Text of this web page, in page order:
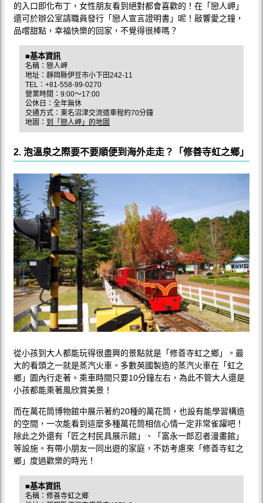
的入口即化布丁，女性朋友看到絕對都會喜歡的！在「戀人岬」
還可於辦公室請職員發行「戀人宣言證明書」呢！敲響愛之鐘，
品嚐甜點，幸福快樂的回家，不覺得很棒嗎？
■基本資訊
名稱：戀人岬
地址：靜岡縣伊豆市小下田242-11
TEL：+81-558-99-0270
營業時間：9:00〜17:00
公休日：全年無休
交通方式：東名沼津交流道車程約70分鐘
地圖： 到「戀人岬」的地圖
2. 泡溫泉之際要不要順便到海外走走？「修善寺虹之鄉」
從小孩到大人都能玩得很盡興的景點就是「修善寺虹之鄉」。最
大的看頭之一就是蒸汽火車。多數英國製造的蒸汽火車在「虹之
鄉」園內行走著。乘車時間只要10分鐘左右，為此不管大人還是
小孩都能乘著風欣賞美景！
而在萬花筒博物館中展示著約20種的萬花筒，也設有能學習構造
的空間，一次能看到這麼多種萬花筒相信心情一定非常雀躍吧！
除此之外還有「匠之村民具展示館」、「富永一郎忍者漫畫館」
等設施。有帶小朋友一同出遊的家庭，不妨考慮來「修善寺虹之
鄉」度過歡樂的時光！
■基本資訊
名稱：修善寺虹之鄉